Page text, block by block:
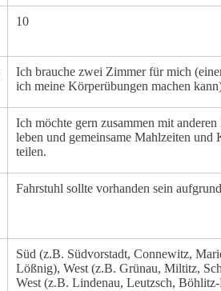
10
Ich brauche zwei Zimmer für mich
ich meine Körperübungen machen
Ich möchte gern zusammen mit anderen
leben und gemeinsame Mahlzeiten und
teilen.
Fahrstuhl sollte vorhanden sein
Süd (z.B. Südvorstadt, Connewitz,
Lößnig), West (z.B. Grünau, Miltitz,
West (z.B. Lindenau, Leutzsch,